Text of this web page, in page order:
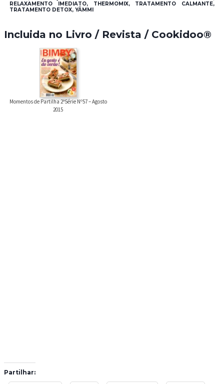
RELAXAMENTO IMEDIATO, THERMOMIX, TRATAMENTO CALMANTE,
TRATAMENTO DETOX, YÄMMI
Incluida no Livro / Revista / Cookidoo®
Momentos de Partilha 2ªSérie Nº57 – Agosto
2015
Partilhar: